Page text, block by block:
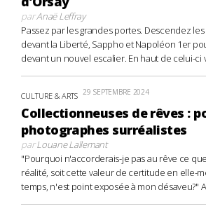
parAnaë Leffray
Passez par les grandes portes. Descendez
devant la Liberté, Sappho et Napoléon 1er
devant un nouvel escalier. En haut de celui-ci
CULTURE & ARTS 29 SEPTEMBRE 2024
Collectionneuses de rêves :
photographes surréalistes
parLouane Lallemant
"Pourquoi n'accorderais-je pas au rêve ce
réalité, soit cette valeur de certitude en elle-
temps, n'est point exposée à mon désaveu?"